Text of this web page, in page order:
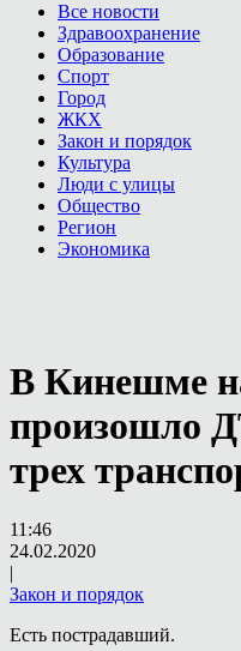
Все новости
Здравоохранение
Образование
Спорт
Город
ЖКХ
Закон и порядок
Культура
Люди с улицы
Общество
Регион
Экономика
В Кинешме
произошло
трех
11:46
24.02.2020
|
Закон и порядок
Есть пострадавший.